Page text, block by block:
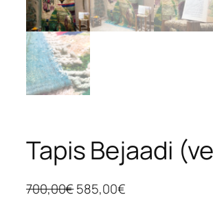
Tapis Bejaadi
700,00€L
585,00€L